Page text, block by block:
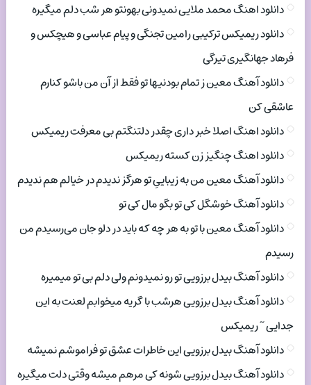
دانلود اهنگ محمد ملایی نمیدونی بهونتو هر شب دلم میگیره
دانلود ریمیکس ترکیبی رامین تجنگی و پیام عباسی و هیچکس و
فرهاد جهانگیری تیرگی
دانلود آهنگ معین ز تمام بودنیها تو فقط از آن من باشو کنارم
عاشقی کن
دانلود اهنگ اصلا خبر داری چقدر دلتنگتم بی معرفت ریمیکس
دانلود اهنگ چنگیز زن کسته ریمیکس
دانلود آهنگ معین من به زیباییِ تو هرگز ندیدم در خیالم هم ندیدم
دانلود آهنگ خوشگل کی تو بگو مال کی تو
دانلود آهنگ معین با تو به هر چه که باید در دلو جان می‌رسیدم من
رسیدم
دانلود آهنگ بیدل برزویی تو رو نمیدونم ولی دلم بی تو میمیره
دانلود آهنگ بیدل برزویی هرشب با گریه میخوابم لعنت به این
جدایی ~ ریمیکس
دانلود آهنگ بیدل برزویی این خاطرات عشق تو فراموشم نمیشه
دانلود آهنگ بیدل برزویی شونه کی مرهم میشه وقتی دلت میگیره